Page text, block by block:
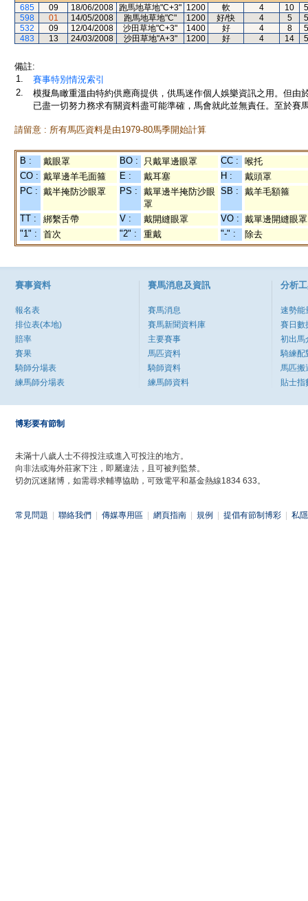
685
09 18/06/2008 跑馬地草地"C+3" 1200 軟 4 10
598
01 14/05/2008 跑馬地草地"C" 1200 好/快 4 5
532
09 12/04/2008 沙田草地"C+3" 1400 好 4 8
483
13 24/03/2008 沙田草地"A+3" 1200 好 4 14
備註:
1.
賽事特別情況索引
2.
模擬鳥瞰重溫由特約供應商提供，供馬迷作個人娛樂資訊之用。但
已盡一切努力務求有關資料盡可能準確，馬會就此並無責任。至於賽
請留意 : 所有馬匹資料是由1979-80馬季開始計算
B : 戴眼罩 BO : 只戴單邊眼罩 CC :
喉托
CO : 戴單邊羊毛面箍 E : 戴耳塞 H :
戴頭罩
PC : 戴半掩防沙眼罩 PS :
戴單邊半掩防沙眼
罩
SB : 戴羊毛額箍
TT : 綁繫舌帶 V : 戴開縫眼罩 VO : 戴單邊開縫眼罩
"1" :
首次 "2" : 重戴 "-" : 除去
賽事資料
報名表
排位表(本地)
賠率
賽果
騎師分場表
練馬師分場表
賽馬消息及資訊
賽馬消息
賽馬新聞資料庫
主要賽事
馬匹資料
騎師資料
練馬師資料
分析
速勢能
賽日數
初出馬
騎練配
馬匹搬
貼士指
博彩要有節制
未滿十八歲人士不得投注或進入可投注的地方。
向非法或海外莊家下注，即屬違法，且可被判監禁。
切勿沉迷賭博，如需尋求輔導協助，可致電平和基金熱線1834 633。
常見問題 聯絡我們 傳媒專用區 網頁指南 規例 提倡有節制博彩 私